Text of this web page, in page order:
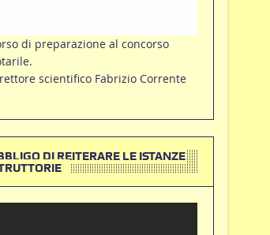
di preparazione al concorso
scientifico Fabrizio Corrente
DI REITERARE LE ISTANZE